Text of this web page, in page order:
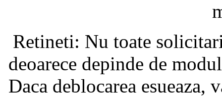
Retineti: Nu toate
deoarece depinde de
Daca deblocarea